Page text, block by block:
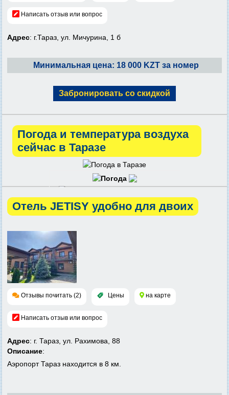
Написать отзыв или вопрос
Адрес: г.Тараз, ул. Мичурина, 1 б
Минимальная цена: 18 000 KZT за номер
Забронировать со скидкой
Погода и температура воздуха
сейчас в Таразе
Отель JETISY удобно для двоих
Отзывы почитать (2) Цены на карте
Написать отзыв или вопрос
Адрес: г. Тараз, ул. Рахимова, 88
Описание:
Аэропорт Тараз находится в 8 км.